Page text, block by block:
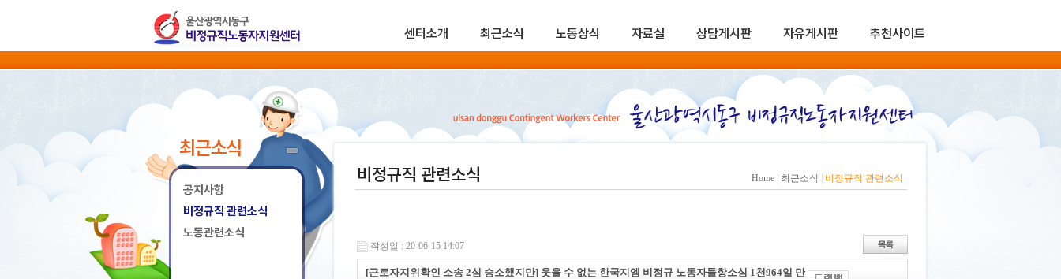
센터소개 최근소식 노동상식 자료실 상담게시판 자유게시판 추천사이트
최근소식
공지사항
비정규직 관련소식
노동관련소식
비정규직 관련소식 Home 최근소식 비정규직 관련소식
작성일 : 20-06-15 14:07
[근로자지위확인 소송 2심 승소했지만] 웃을 수 없는 한국지엠 비정규 노동자들항소심 1천964일 만